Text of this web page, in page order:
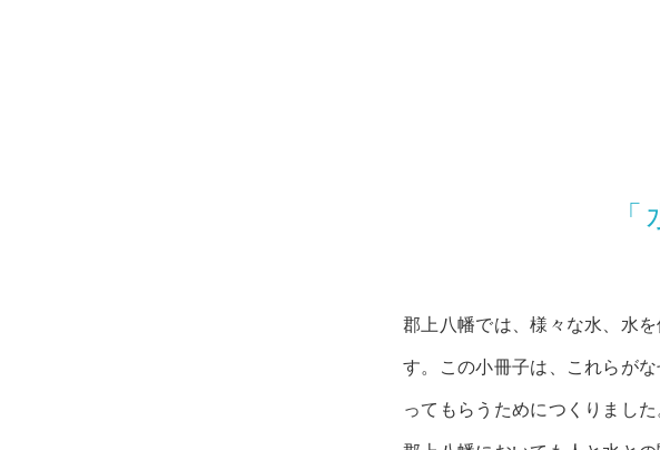
郡上八幡では、様々な水、水
す。この小冊子は、これらが
ってもらうためにつくりまし